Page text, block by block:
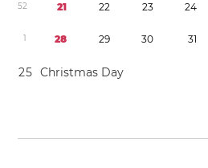
52 21 22 23 24
1 28 29 30 31
25 Christmas Day